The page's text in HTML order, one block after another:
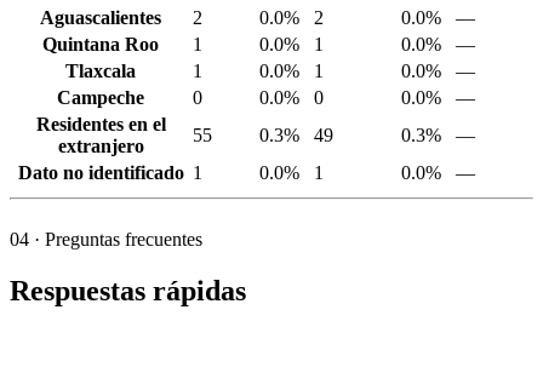
Aguascalientes
2 0.0% 2 0.0%
—
Quintana Roo
1 0.0% 1 0.0%
—
Tlaxcala
1 0.0% 1 0.0%
—
Campeche
0 0.0% 0 0.0%
—
Residentes en el
extranjero
55 0.3% 49 0.3%
—
Dato no identificado 1 0.0% 1 0.0% —
04 · Preguntas frecuentes
Respuestas rápidas